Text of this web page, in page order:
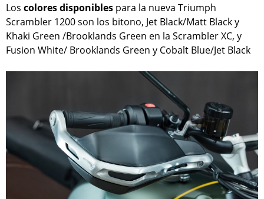
Los colores disponibles para la nueva Triumph
Scrambler 1200 son los bitono, Jet Black/Matt Black y
Khaki Green /Brooklands Green en la Scrambler XC, y
Fusion White/ Brooklands Green y Cobalt Blue/Jet Black